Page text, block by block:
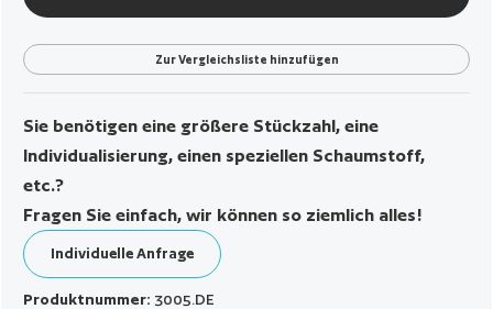
Zur Vergleichsliste hinzufügen
Sie benötigen eine größere Stückzahl, eine
Individualisierung, einen speziellen Schaumstoff,
etc.?
Fragen Sie einfach, wir können so ziemlich alles!
Individuelle Anfrage
Produktnummer: 3005.DE